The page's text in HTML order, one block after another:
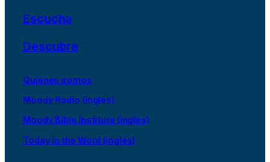
Escucha
Descubre
Quiénes somos
Moody Radio (inglés)
Moody Bible Institute (inglés)
Today in the Word (inglés)